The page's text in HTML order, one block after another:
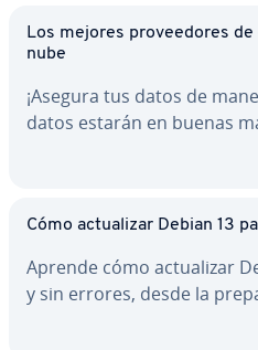
Los mejores pro­vee­do­res
nube
¡Asegura tus datos de
datos estarán en buenas
Cómo ac­tua­li­zar Debian 13
Aprende cómo ac­tua­li­zar
y sin errores, desde la